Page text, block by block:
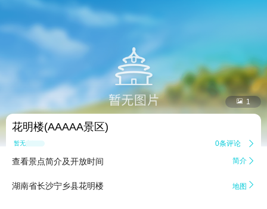
 1
花明楼(AAAAA景区)
暂无点评 0条评论 
查看景点简介及开放时间 简介 
湖南省长沙宁乡县花明楼 地图 